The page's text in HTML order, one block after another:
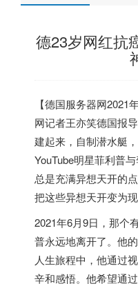
德23岁网红抗
【德国服务器网2021
网记者王亦笑德国报
建起来，自制潜水艇
YouTube明星菲利普
总是充满异想天开的
把这些异想天开变为现
2021年6月9日，那个
普永远地离开了。他
人生旅程中，他通过
辛和感悟。他希望通